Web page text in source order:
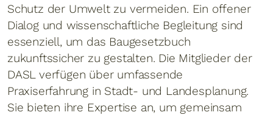
Schutz der Umwelt zu vermeiden. Ein offener
Dialog und wissenschaftliche Begleitung sind
essenziell, um das Baugesetzbuch
zukunftssicher zu gestalten. Die Mitglieder der
DASL verfügen über umfassende
Praxiserfahrung in Stadt- und Landesplanung.
Sie bieten ihre Expertise an, um gemeinsam